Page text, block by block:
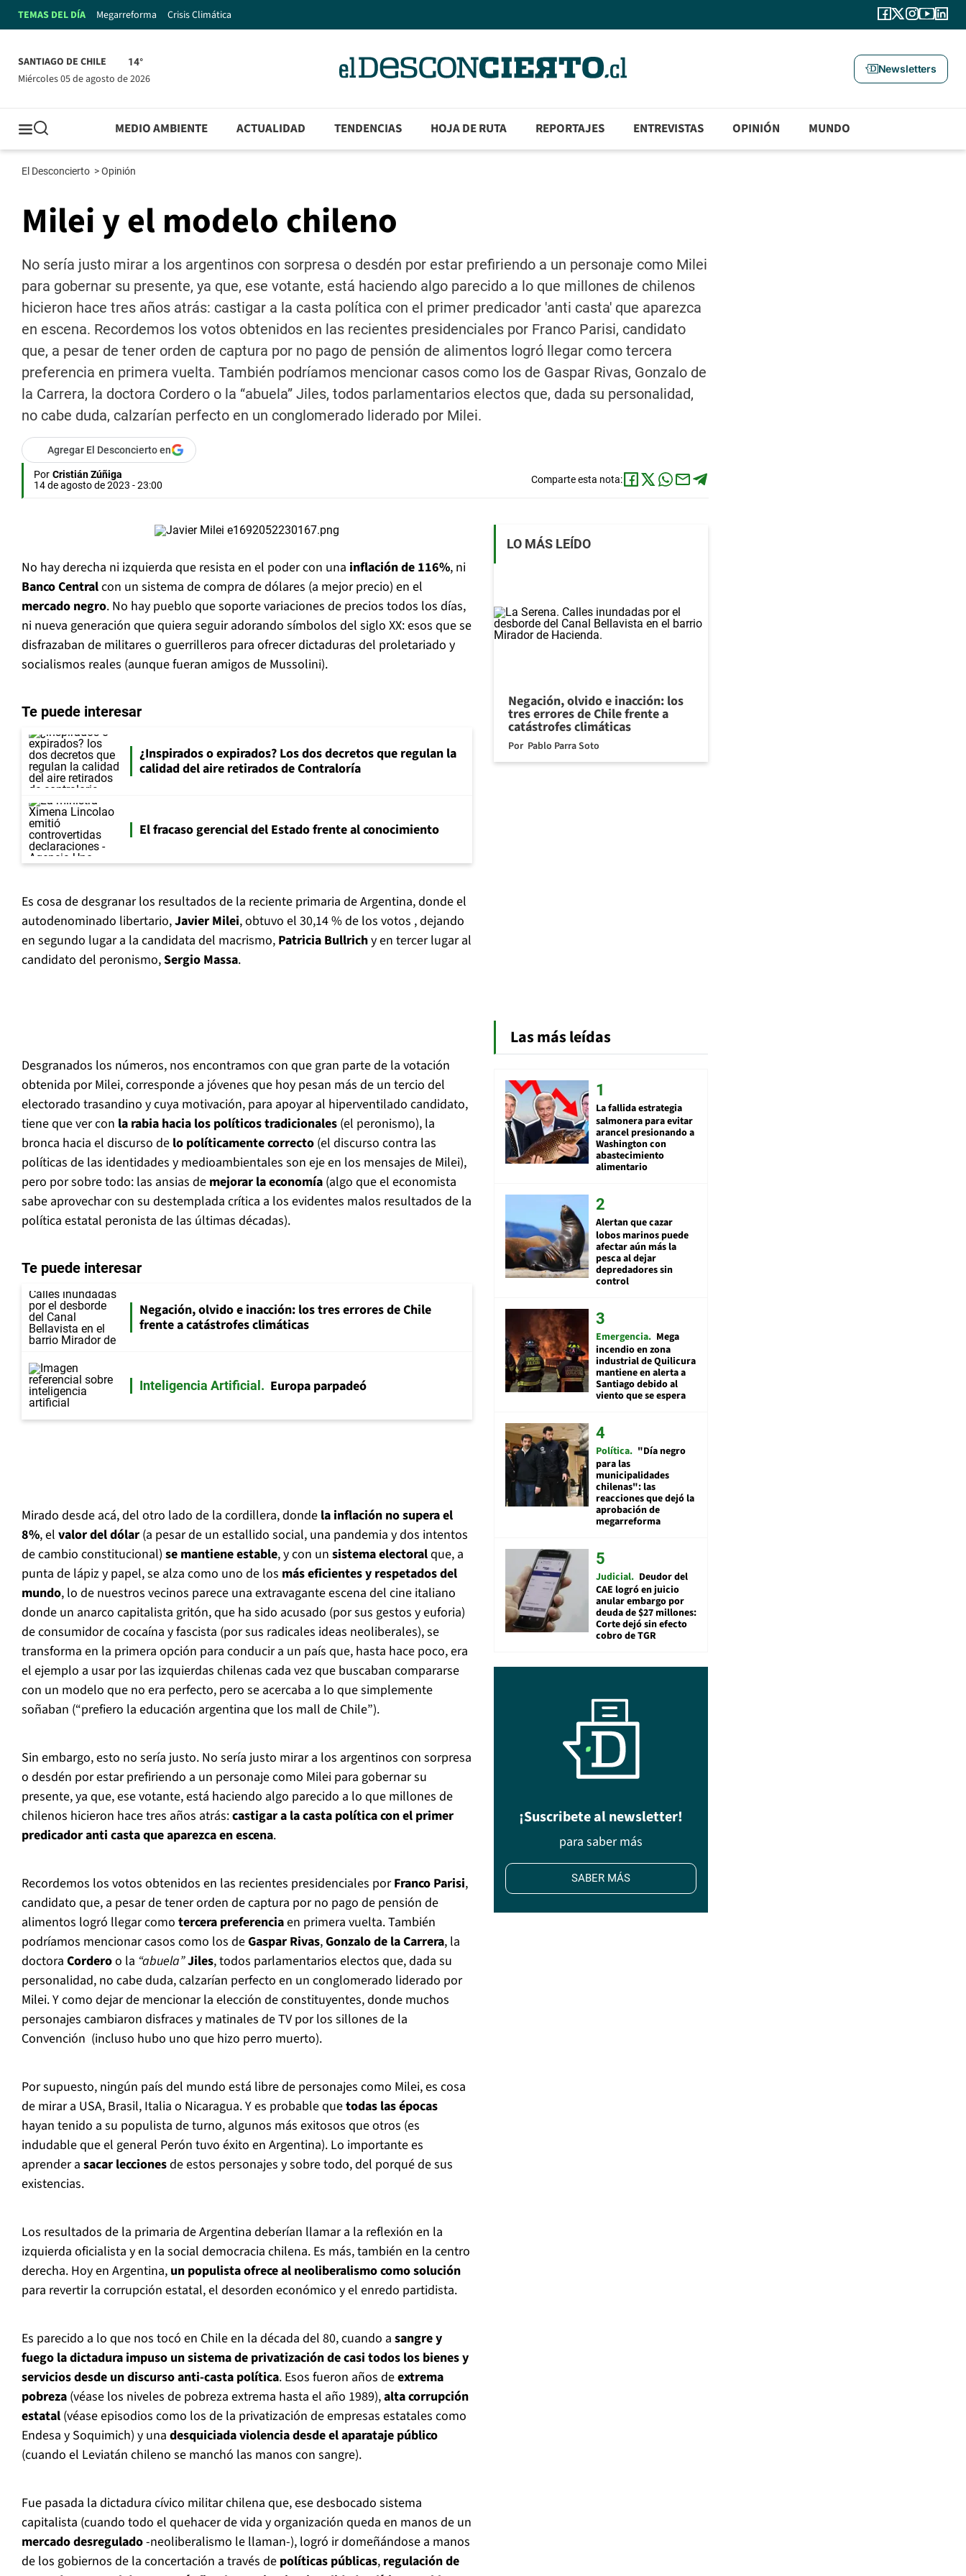
TEMAS DEL DÍA Megarreforma Crisis Climática
SANTIAGO DE CHILE 14°
miércoles 05 de agosto de 2026
Newsletters
MEDIO AMBIENTE ACTUALIDAD TENDENCIAS HOJA DE RUTA REPORTAJES ENTREVISTAS OPINIÓN MUNDO
El Desconcierto >Opinión
Milei y el modelo chileno
No sería justo mirar a los argentinos con sorpresa o desdén por estar prefiriendo a un personaje como Milei
para gobernar su presente, ya que, ese votante, está haciendo algo parecido a lo que millones de chilenos
hicieron hace tres años atrás: castigar a la casta política con el primer predicador 'anti casta' que aparezca
en escena. Recordemos los votos obtenidos en las recientes presidenciales por Franco Parisi, candidato
que, a pesar de tener orden de captura por no pago de pensión de alimentos logró llegar como tercera
preferencia en primera vuelta. También podríamos mencionar casos como los de Gaspar Rivas, Gonzalo de
la Carrera, la doctora Cordero o la “abuela” Jiles, todos parlamentarios electos que, dada su personalidad,
no cabe duda, calzarían perfecto en un conglomerado liderado por Milei.
Agregar El Desconcierto en
Por Cristián Zúñiga
14 de agosto de 2023 - 23:00
Comparte esta nota:
No hay derecha ni izquierda que resista en el poder con una inflación de 116%, ni
Banco Centralcon un sistema de compra de dólares (a mejor precio) en el
mercado negro. No hay pueblo que soporte variaciones de precios todos los días,
ni nueva generación que quiera seguir adorando símbolos del siglo XX: esos que se
disfrazaban de militares o guerrilleros para ofrecer dictaduras del proletariado y
socialismos reales (aunque fueran amigos de Mussolini).
Te puede interesar
¿Inspirados o expirados? Los dos decretos que regulan la
calidad del aire retirados de Contraloría
El fracaso gerencial del Estado frente al conocimiento
Es cosa de desgranar los resultados de la reciente primaria de Argentina, donde el
autodenominado libertario,Javier Milei, obtuvo el 30,14 % de los votos , dejando
en segundo lugar a la candidata del macrismo, Patricia Bullrichy en tercer lugar al
candidato del peronismo,Sergio Massa.
Desgranados los números, nos encontramos con que gran parte de la votación
obtenida por Milei, corresponde a jóvenes que hoy pesan más de un tercio del
electorado trasandino y cuya motivación, para apoyar al hiperventilado candidato,
tiene que ver con la rabia hacia los políticos tradicionales (el peronismo), la
bronca hacia el discurso de lo políticamente correcto (el discurso contra las
políticas de las identidades y medioambientales son eje en los mensajes de Milei),
pero por sobre todo: las ansias de mejorar la economía (algo que el economista
sabe aprovechar con su destemplada crítica a los evidentes malos resultados de la
política estatal peronista de las últimas décadas).
Te puede interesar
Negación, olvido e inacción: los tres errores de Chile
frente a catástrofes climáticas
Inteligencia Artificial Europa parpadeó
Mirado desde acá, del otro lado de la cordillera, donde la inflación no supera el
8%, el valor del dólar (a pesar de un estallido social, una pandemia y dos intentos
de cambio constitucional) se mantiene estable, y con un sistema electoralque, a
punta de lápiz y papel, se alza como uno de los más eficientes y respetados del
mundo, lo de nuestros vecinos parece una extravagante escena del cine italiano
donde un anarco capitalista gritón, que ha sido acusado (por sus gestos y euforia)
de consumidor de cocaína y fascista (por sus radicales ideas neoliberales), se
transforma en la primera opción para conducir a un país que, hasta hace poco, era
el ejemplo a usar por las izquierdas chilenas cada vez que buscaban compararse
con un modelo que no era perfecto, pero se acercaba a lo que simplemente
soñaban (“prefiero la educación argentina que los mall de Chile”).
Sin embargo, esto no sería justo. No sería justo mirar a los argentinos con sorpresa
o desdén por estar prefiriendo a un personaje como Milei para gobernar su
presente, ya que, ese votante, está haciendo algo parecido a lo que millones de
chilenos hicieron hace tres años atrás:castigar a la casta política con el primer
predicador anti casta que aparezca en escena.
Recordemos los votos obtenidos en las recientes presidenciales porFranco Parisi,
candidato que, a pesar de tener orden de captura por no pago de pensión de
alimentos logró llegar como tercera preferenciaen primera vuelta. También
podríamos mencionar casos como los deGaspar Rivas,Gonzalo de la Carrera, la
doctora Corderoo la “abuela”Jiles, todos parlamentarios electos que, dada su
personalidad, no cabe duda, calzarían perfecto en un conglomerado liderado por
Milei. Y como dejar de mencionar la elección de constituyentes, donde muchos
personajes cambiaron disfraces y matinales de TV por los sillones de la
Convención (incluso hubo uno que hizo perro muerto).
Por supuesto, ningún país del mundo está libre de personajes como Milei, es cosa
de mirar a USA, Brasil, Italia o Nicaragua. Y es probable quetodas las épocas
hayan tenido a su populista de turno, algunos más exitosos que otros (es
indudable que el general Perón tuvo éxito en Argentina). Lo importante es
aprender a sacar leccionesde estos personajes y sobre todo, del porqué de sus
existencias.
Los resultados de la primaria de Argentina deberían llamar a la reflexión en la
izquierda oficialista y en la social democracia chilena. Es más, también en la centro
derecha. Hoy en Argentina, un populista ofrece al neoliberalismo como solución
para revertir la corrupción estatal, el desorden económico y el enredo partidista.
Es parecido a lo que nos tocó en Chile en la década del 80, cuando a sangre y
fuego la dictadura impuso un sistema de privatización de casi todos los bienes y
servicios desde un discurso anti-casta política. Esos fueron años deextrema
pobreza (véase los niveles de pobreza extrema hasta el año 1989),alta corrupción
estatal (véase episodios como los de la privatización de empresas estatales como
Endesa y Soquimich) y una desquiciada violencia desde el aparataje público
(cuando el Leviatán chileno se manchó las manos con sangre).
Fue pasada la dictadura cívico militar chilena que, ese desbocado sistema
capitalista (cuando todo el quehacer de vida y organización queda en manos de un
mercado desregulado-neoliberalismo le llaman-), logró ir domeñándose a manos
de los gobiernos de la concertación a través de políticas públicas, regulación de
LO MÁS LEÍDO
Negación, olvido e inacción: los
tres errores de Chile frente a
catástrofes climáticas
Por Pablo Parra Soto
Las más leídas
La fallida estrategia
salmonera para evitar
arancel presionando a
Washington con
abastecimiento
alimentario
Alertan que cazar
lobos marinos puede
afectar aún más la
pesca al dejar
depredadores sin
control
Emergencia Mega
incendio en zona
industrial de Quilicura
mantiene en alerta a
Santiago debido al
viento que se espera
Política "Día negro
para las
municipalidades
chilenas": las
reacciones que dejó la
aprobación de
megarreforma
Judicial Deudor del
CAE logró en juicio
anular embargo por
deuda de $27 millones:
Corte dejó sin efecto
cobro de TGR
¡Suscribete al newsletter!
para saber más
SABER MÁS